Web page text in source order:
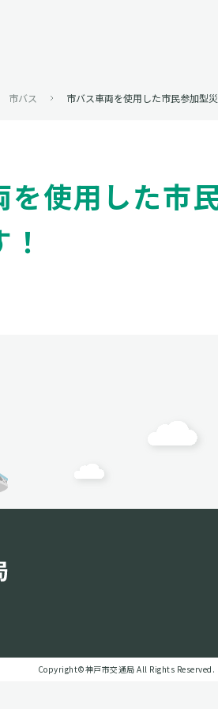
市バス 市バス車両を使用した市民参加型
を使用した市
Copyright©️神戸市交通局 All Rights Reserved.